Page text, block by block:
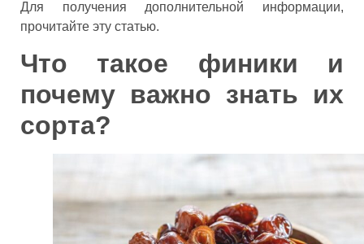
Для получения дополнительной информации,
прочитайте эту статью.
Что такое финики и
почему важно знать их
сорта?